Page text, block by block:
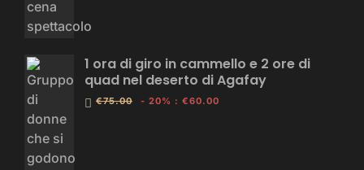
1 ora di giro in cammello e 2 ore di
quad nel deserto di Agafay
€75.00 - 20% : €60.00